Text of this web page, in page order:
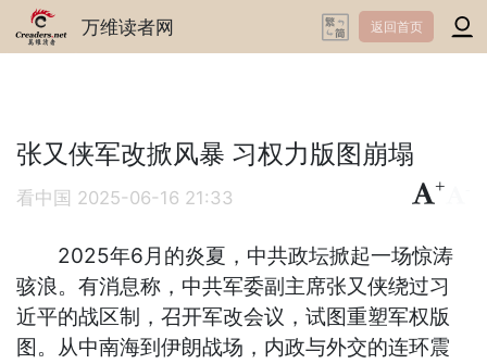
万维读者网 返回首页
张又侠军改掀风暴 习权力版图崩塌
看中国 2025-06-16 21:33
+
2025年6月的炎夏，中共政坛掀起一场惊涛
骇浪。有消息称，中共军委副主席张又侠绕过习
近平的战区制，召开军改会议，试图重塑军权版
图。从中南海到伊朗战场，内政与外交的连环震